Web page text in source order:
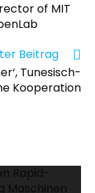
of MIT
Beitrag
Tunesisch-
Kooperation